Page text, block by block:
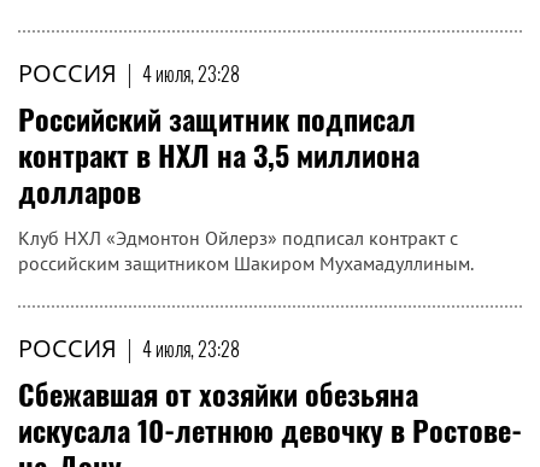
РОССИЯ | 4 июля, 23:28
Российский защитник подписал
контракт в НХЛ на 3,5 миллиона
долларов
Клуб НХЛ «Эдмонтон Ойлерз» подписал контракт с
российским защитником Шакиром Мухамадуллиным.
РОССИЯ | 4 июля, 23:28
Сбежавшая от хозяйки обезьяна
искусала 10-летнюю девочку в Ростове-